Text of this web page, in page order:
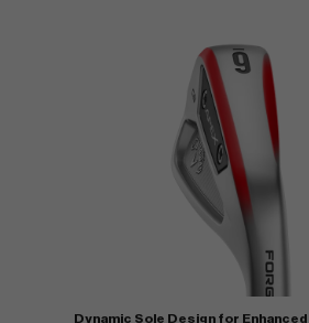
Dynamic Sole Design for